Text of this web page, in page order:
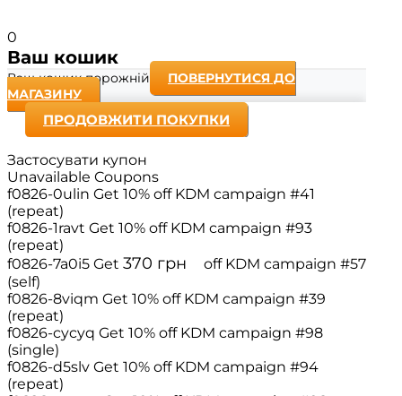
0
Ваш кошик
Ваш кошик порожній
ПОВЕРНУТИСЯ ДО
МАГАЗИНУ
ПРОДОВЖИТИ ПОКУПКИ
Застосувати купон
Unavailable Coupons
f0826-0ulin Get 10% off KDM campaign #41
(repeat)
f0826-1ravt Get 10% off KDM campaign #93
(repeat)
f0826-7a0i5 Get 370 грн off KDM campaign #57
(self)
f0826-8viqm Get 10% off KDM campaign #39
(repeat)
f0826-cycyq Get 10% off KDM campaign #98
(single)
f0826-d5slv Get 10% off KDM campaign #94
(repeat)